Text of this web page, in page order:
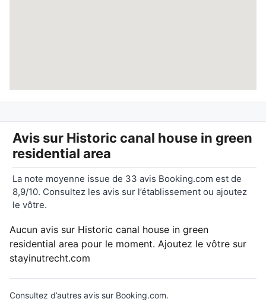
Avis sur Historic canal house in green
residential area
La note moyenne issue de 33 avis Booking.com est de
8,9/10. Consultez les avis sur l’établissement ou ajoutez
le vôtre.
Aucun avis sur Historic canal house in green
residential area pour le moment. Ajoutez le vôtre sur
stayinutrecht.com
Consultez d’autres avis sur Booking.com.